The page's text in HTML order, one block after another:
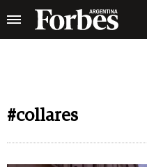
#collares